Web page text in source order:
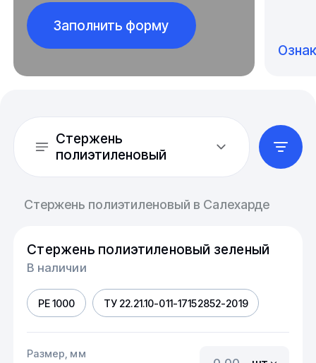
Заполнить форму
Стержень
полиэтиленовый
Стержень полиэтиленовый в Салехарде
Стержень полиэтиленовый зеленый
В наличии
PE 1000 ТУ 22.21.10-011-17152852-2019
Размер, мм